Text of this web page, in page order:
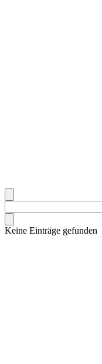
Keine Einträge gefunden